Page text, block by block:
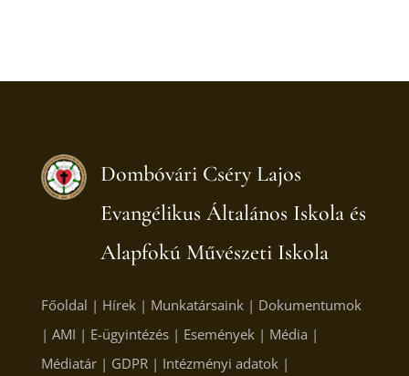
Dombóvári Cséry Lajos
Evangélikus Általános Iskola és
Alapfokú Művészeti Iskola
Főoldal | Hírek| Munkatársaink| Dokumentumok
| AMI | E-ügyintézés| Események| Média |
Médiatár| GDPR| Intézményi adatok|